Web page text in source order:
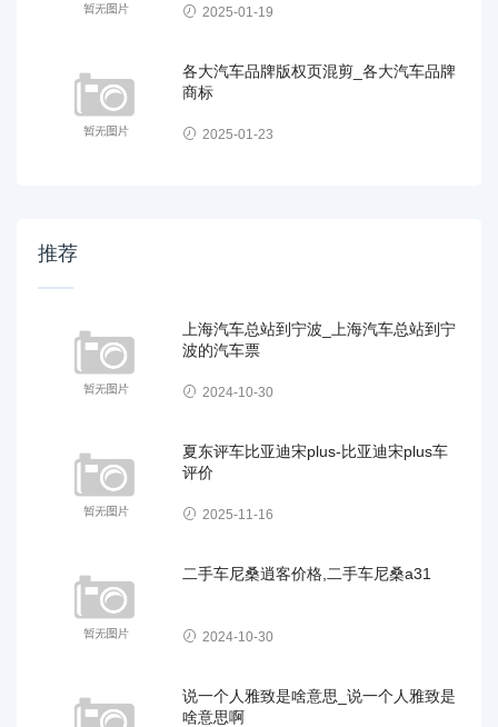
2025-01-19
各大汽车品牌版权页混剪_各大汽车品牌
商标
2025-01-23
推荐
上海汽车总站到宁波_上海汽车总站到宁
波的汽车票
2024-10-30
夏东评车比亚迪宋plus-比亚迪宋plus车
评价
2025-11-16
二手车尼桑逍客价格,二手车尼桑a31
2024-10-30
说一个人雅致是啥意思_说一个人雅致是
啥意思啊